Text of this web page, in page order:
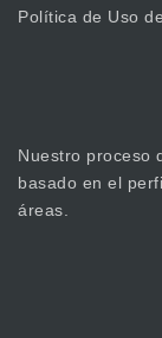
Política de Uso
Nuestro proceso
basado en el
áreas.